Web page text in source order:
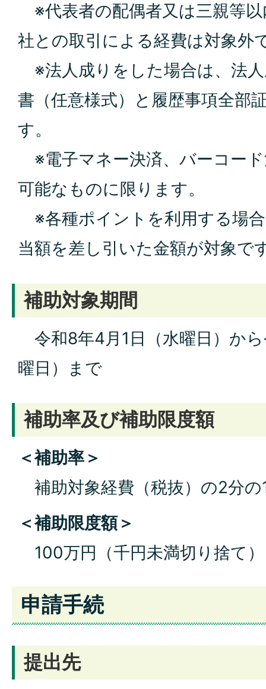
※代表者の配偶者又は三親等
社との取引による経費は対象外
※法人成りをした場合は、法
書（任意様式）と履歴事項全部
す。
※電子マネー決済、バーコー
可能なものに限ります。
※各種ポイントを利用する場
当額を差し引いた金額が対象で
補助対象期間
令和8年4月1日（水曜日）か
曜日）まで
補助率及び補助限度額
＜補助率＞
補助対象経費（税抜）の2分の
＜補助限度額＞
100万円（千円未満切り捨て）
申請手続
提出先